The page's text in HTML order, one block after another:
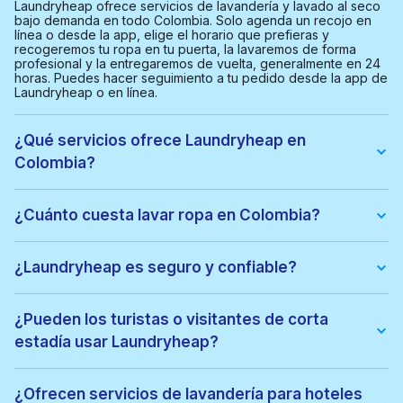
Laundryheap ofrece servicios de lavandería y lavado al seco
bajo demanda en todo Colombia. Solo agenda un recojo en
línea o desde la app, elige el horario que prefieras y
recogeremos tu ropa en tu puerta, la lavaremos de forma
profesional y la entregaremos de vuelta, generalmente en 24
horas. Puedes hacer seguimiento a tu pedido desde la app de
Laundryheap o en línea.
¿Qué servicios ofrece Laundryheap en
Colombia?
• Lavado y doblado
• Lavado al seco
• Planchado
• Servicios de lavandería express
¿Cuánto cuesta lavar ropa en Colombia?
ver el costo exacto antes de confirmar tu pedido, sin cargos
ocultos.
¿Laundryheap es seguro y confiable?
verificados y tratadas con cuidado. Miles de clientes en
Colombia confían en Laundryheap para su lavado regular y
lavado al seco.
¿Pueden los turistas o visitantes de corta
estadía usar Laundryheap?
• Turistas
¿Ofrecen servicios de lavandería para hoteles